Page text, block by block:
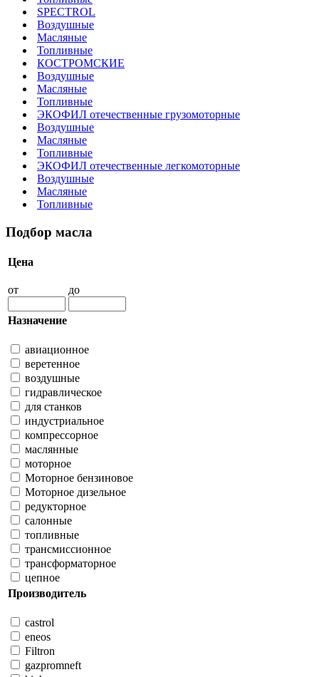
SPECTROL
Воздушные
Масляные
Топливные
КОСТРОМСКИЕ
Воздушные
Масляные
Топливные
ЭКОФИЛ отечественные грузомоторные
Воздушные
Масляные
Топливные
ЭКОФИЛ отечественные легкомоторные
Воздушные
Масляные
Топливные
Подбор масла
Цена
от до
Назначение
авиационное
веретенное
воздушные
гидравлическое
для станков
индустриальное
компрессорное
маслянные
моторное
Моторное бензиновое
Моторное дизельное
редукторное
салонные
топливные
трансмиссионное
трансформаторное
цепное
Производитель
castrol
eneos
Filtron
gazpromneft